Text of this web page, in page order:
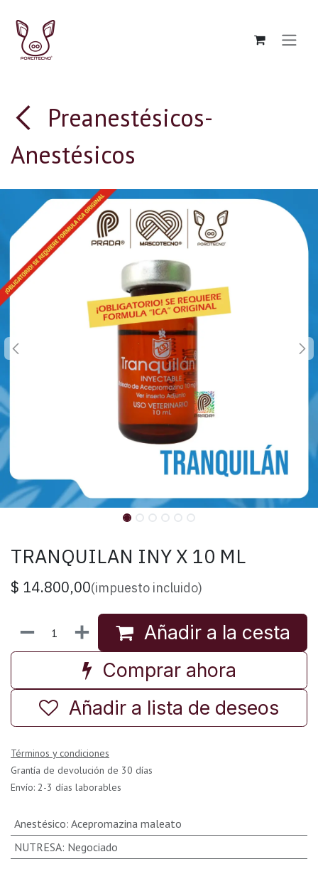
Preanestésicos-
Anestésicos
TRANQUILAN INY X 10 ML
$ 14.800,00(impuesto incluido)
Añadir a la cesta
Comprar ahora
Añadir a lista de deseos
Términos y condiciones
Grantía de devolución de 30 días
Envío: 2-3 días laborables
Anestésico: Acepromazina maleato
NUTRESA: Negociado